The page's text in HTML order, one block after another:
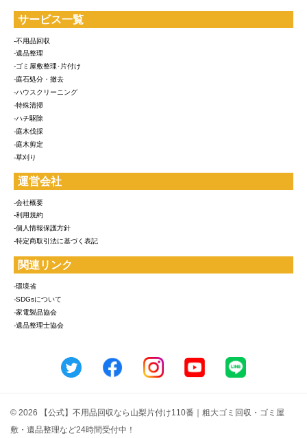
サービス一覧
-不用品回収
-遺品整理
-ゴミ屋敷整理･片付け
-庭石処分・撤去
-ハウスクリーニング
-特殊清掃
-ハチ駆除
-庭木伐採
-庭木剪定
-草刈り
運営会社
-会社概要
-利用規約
-個人情報保護方針
-特定商取引法に基づく表記
関連リンク
-環境省
-SDGsについて
-家電製品協会
-遺品整理士協会
© 2026 【公式】不用品回収なら山梨片付け110番｜粗大ゴミ回収・ゴミ屋
敷・遺品整理など24時間受付中！